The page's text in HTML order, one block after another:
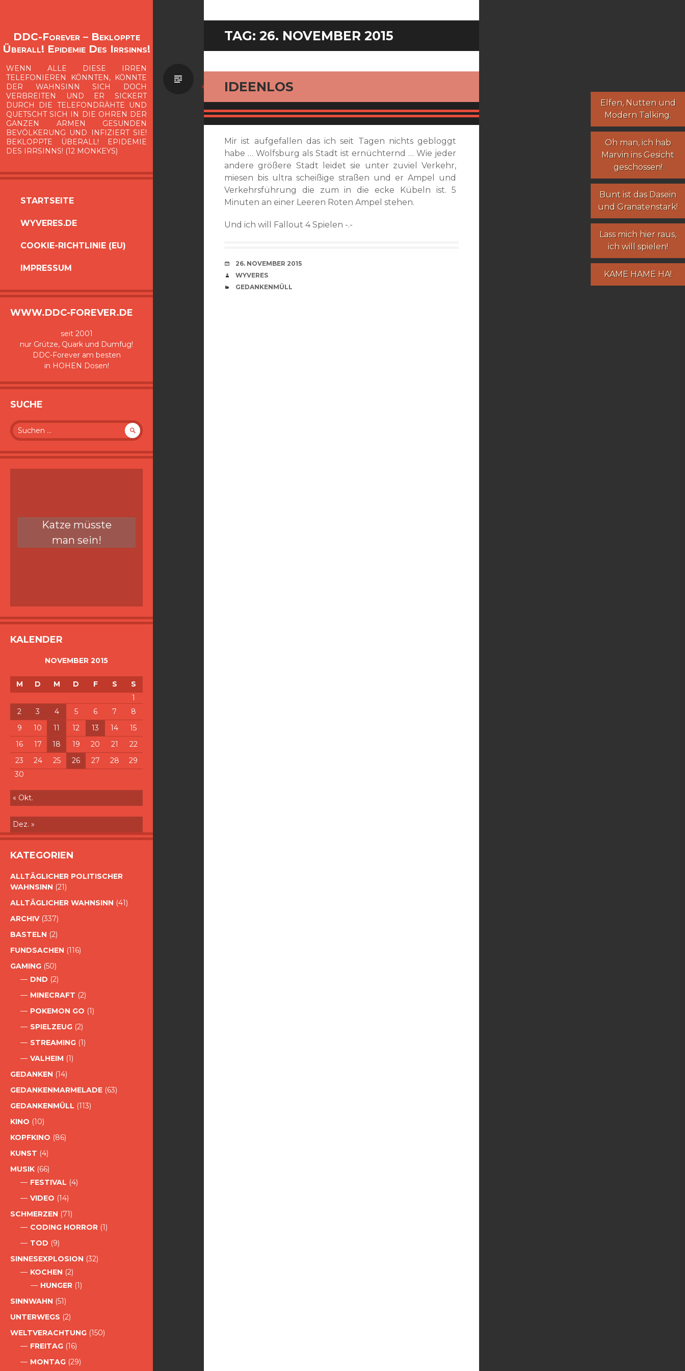
DDC-Forever – Bekloppte
Überall! Epidemie Des Irrsinns!
WENN ALLE DIESE IRREN
TELEFONIEREN KÖNNTEN, KÖNNTE
DER WAHNSINN SICH DOCH
VERBREITEN UND ER SICKERT
DURCH DIE TELEFONDRÄHTE UND
QUETSCHT SICH IN DIE OHREN DER
GANZEN ARMEN GESUNDEN
BEVÖLKERUNG UND INFIZIERT SIE!
BEKLOPPTE ÜBERALL! EPIDEMIE
DES IRRSINNS! (12 MONKEYS)
SPRINGEN
STARTSEITE
WYVERES.DE
COOKIE-RICHTLINIE (EU)
IMPRESSUM
WWW.DDC-FOREVER.DE
seit 2001
nur Grütze, Quark und Dumfug!
DDC-Forever am besten
in HOHEN Dosen!
SUCHE
Suche
nach:
Katze müsste
man sein!
KALENDER
NOVEMBER 2015
M D M D F S
S
1
2
3 4 5 6 7
8
9
10 11 12 13 14
15
16
17 18 19 20 21
22
23
24 25 26 27 28
29
30
« Okt.
Dez. »
KATEGORIEN
ALLTÄGLICHER POLITISCHER
WAHNSINN (21)
ALLTÄGLICHER WAHNSINN (41)
ARCHIV(337)
BASTELN (2)
FUNDSACHEN (116)
GAMING (50)
DND (2)
MINECRAFT (2)
POKEMON GO (1)
SPIELZEUG (2)
STREAMING (1)
VALHEIM (1)
GEDANKEN (14)
GEDANKENMARMELADE (63)
GEDANKENMÜLL (113)
KINO (10)
KOPFKINO (86)
KUNST (4)
MUSIK (66)
FESTIVAL (4)
VIDEO (14)
SCHMERZEN (71)
CODING HORROR (1)
TOD (9)
SINNESEXPLOSION (32)
KOCHEN (2)
HUNGER (1)
SINNWAHN (51)
UNTERWEGS (2)
WELTVERACHTUNG (150)
FREITAG (16)
MONTAG (29)
Elfen, Nuttenund
Modern Talking.
Oh man, ich hab
Marvin ins Gesicht
geschossen!
Bunt ist das Dasein
und Granatenstark!
Lass mich hier raus,
ich will spielen!
KAME HAME HA!
TAG: 26. NOVEMBER 2015
IDEENLOS
Standard
Mir ist aufgefallen das ich seit Tagen nichts gebloggt
habe … Wolfsburg als Stadt ist ernüchternd … Wie jeder
andere größere Stadt leidet sie unter zuviel Verkehr,
miesen bis ultra scheißige straßen und er Ampel und
Verkehrsführung die zum in die ecke Kübeln ist. 5
Minuten an einer Leeren Roten Ampel stehen.
Und ich will Fallout 4 Spielen -.-
VERABREDUNG
26. NOVEMBER 2015
VERFASSER
WYVERES
CATEGORIES
GEDANKENMÜLL